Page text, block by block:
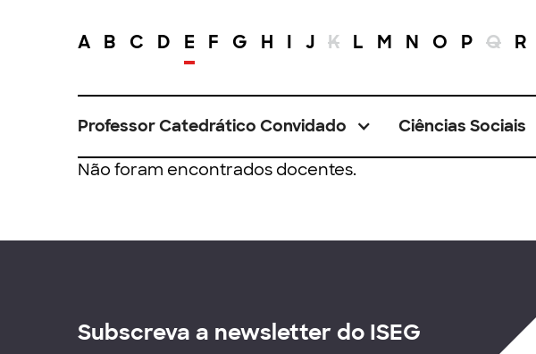
A B C D E F G H I J K L M N O P Q R
Professor Catedrático Convidado Ciências Sociais
Não foram encontrados docentes.
Subscreva a newsletter do ISEG